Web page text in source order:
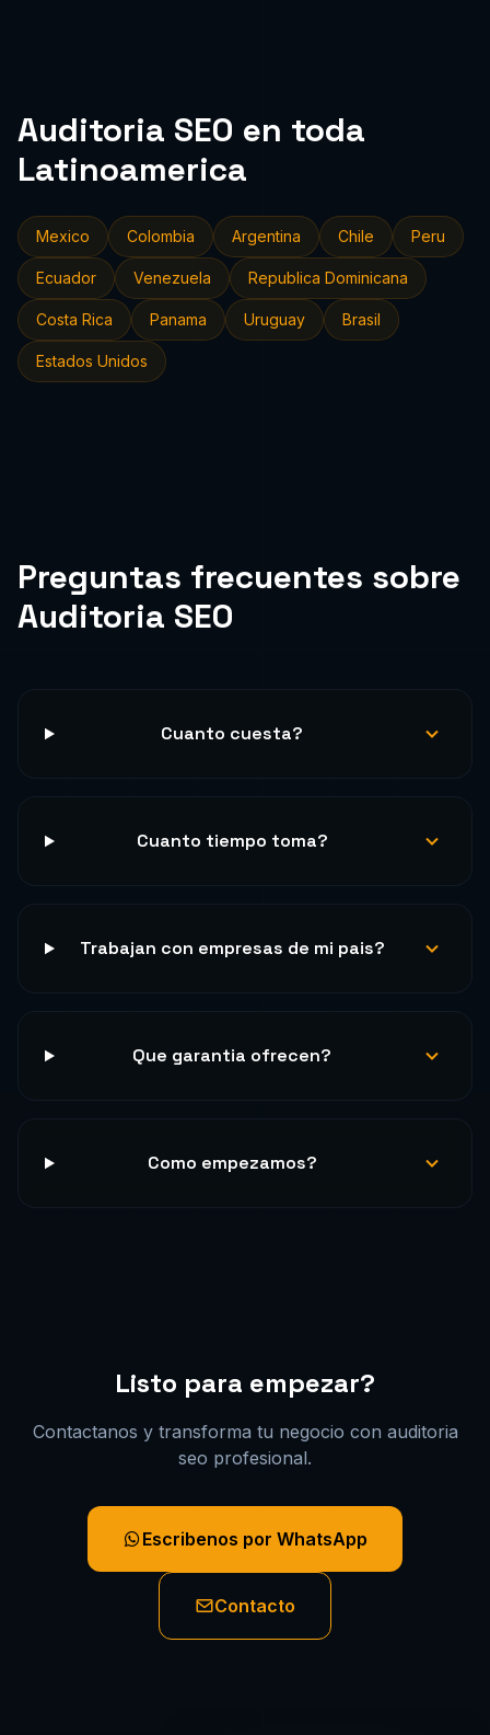
Auditoria SEO en toda
Latinoamerica
Mexico Colombia Argentina Chile Peru
Ecuador Venezuela Republica Dominicana
Costa Rica Panama Uruguay Brasil
Estados Unidos
Preguntas frecuentes sobre
Auditoria SEO
Cuanto cuesta?
Cuanto tiempo toma?
Trabajan con empresas de mi pais?
Que garantia ofrecen?
Como empezamos?
Listo para empezar?
Contactanos y transforma tu negocio con auditoria
seo profesional.
Escribenos por WhatsApp
Contacto